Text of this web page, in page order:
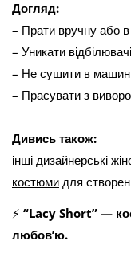
Догляд:
– Прати вручну або
– Уникати
– Не сушити в
– Прасувати з
Дивись також:
інші дизайнерські
костюми для
⚡ “Lacy Short” —
любов’ю.